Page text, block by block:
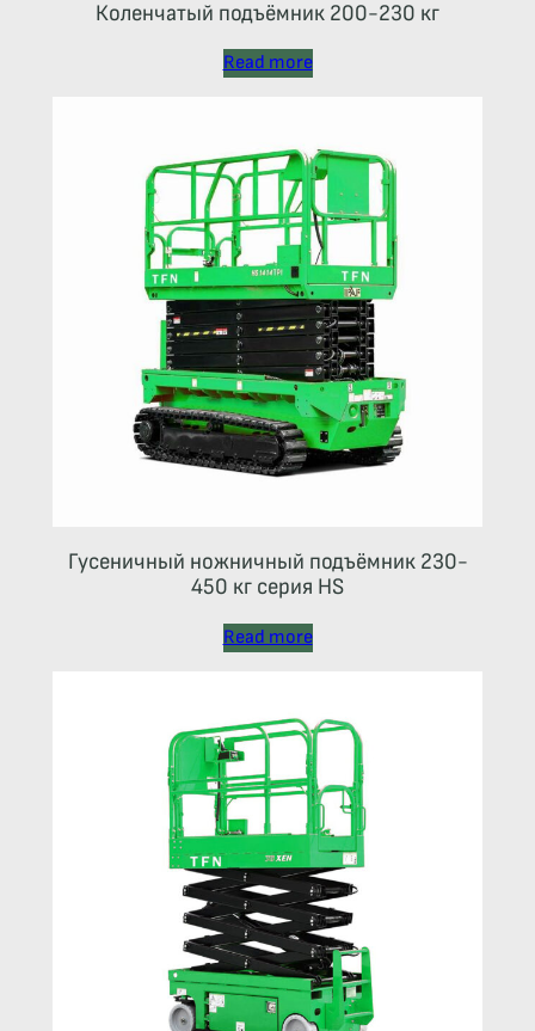
Коленчатый подъёмник 200-230 кг
Read more
Гусеничный ножничный подъёмник 230-
450 кг серия HS
Read more